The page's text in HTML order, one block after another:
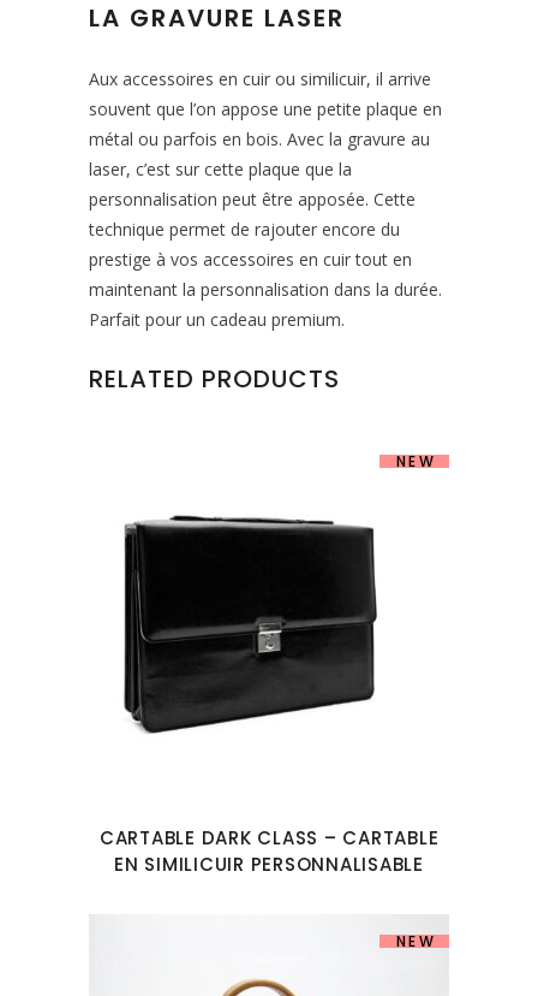
LA GRAVURE LASER
Aux accessoires en cuir ou similicuir, il arrive
souvent que l’on appose une petite plaque en
métal ou parfois en bois. Avec la gravure au
laser, c’est sur cette plaque que la
personnalisation peut être apposée. Cette
technique permet de rajouter encore du
prestige à vos accessoires en cuir tout en
maintenant la personnalisation dans la durée.
Parfait pour un cadeau premium.
RELATED PRODUCTS
NEW
CARTABLE DARK CLASS – CARTABLE
EN SIMILICUIR PERSONNALISABLE
NEW